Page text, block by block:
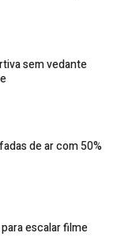
sem vedante
de ar com 50%
escalar filme